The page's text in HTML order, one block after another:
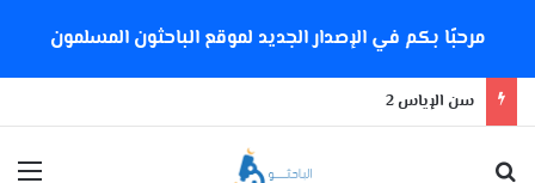
مرحبًا بكم في الإصدار الجديد لموقع الباحثون المسلمون
سن الإياس 2